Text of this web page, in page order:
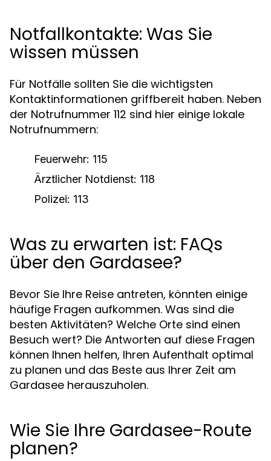
Notfallkontakte: Was Sie
wissen müssen
Für Notfälle sollten Sie die wichtigsten
Kontaktinformationen griffbereit haben. Neben
der Notrufnummer 112 sind hier einige lokale
Notrufnummern:
Feuerwehr: 115
Ärztlicher Notdienst: 118
Polizei: 113
Was zu erwarten ist: FAQs
über den Gardasee?
Bevor Sie Ihre Reise antreten, könnten einige
häufige Fragen aufkommen. Was sind die
besten Aktivitäten? Welche Orte sind einen
Besuch wert? Die Antworten auf diese Fragen
können Ihnen helfen, Ihren Aufenthalt optimal
zu planen und das Beste aus Ihrer Zeit am
Gardasee herauszuholen.
Wie Sie Ihre Gardasee-Route
planen?